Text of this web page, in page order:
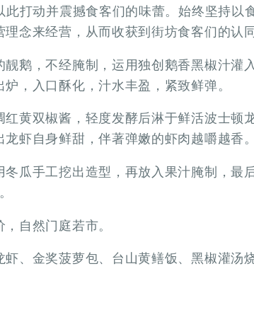
此打动并震撼食客们的味蕾。始终坚持以
念来经营，从而收获到街坊食客们的认同
鹅，不经腌制，运用独创鹅香黑椒汁灌
，入口酥化，汁水丰盈，紧致鲜弹。
黄双椒酱，轻度发酵后淋于鲜活波士顿
虾自身鲜甜，伴著弹嫩的虾肉越嚼越香。
瓜手工挖出造型，再放入果汁腌制，最
自然门庭若市。
、金奖菠萝包、台山黄鳝饭、黑椒灌汤